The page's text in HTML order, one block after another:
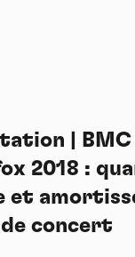
| BMC
2018 :
et
concert